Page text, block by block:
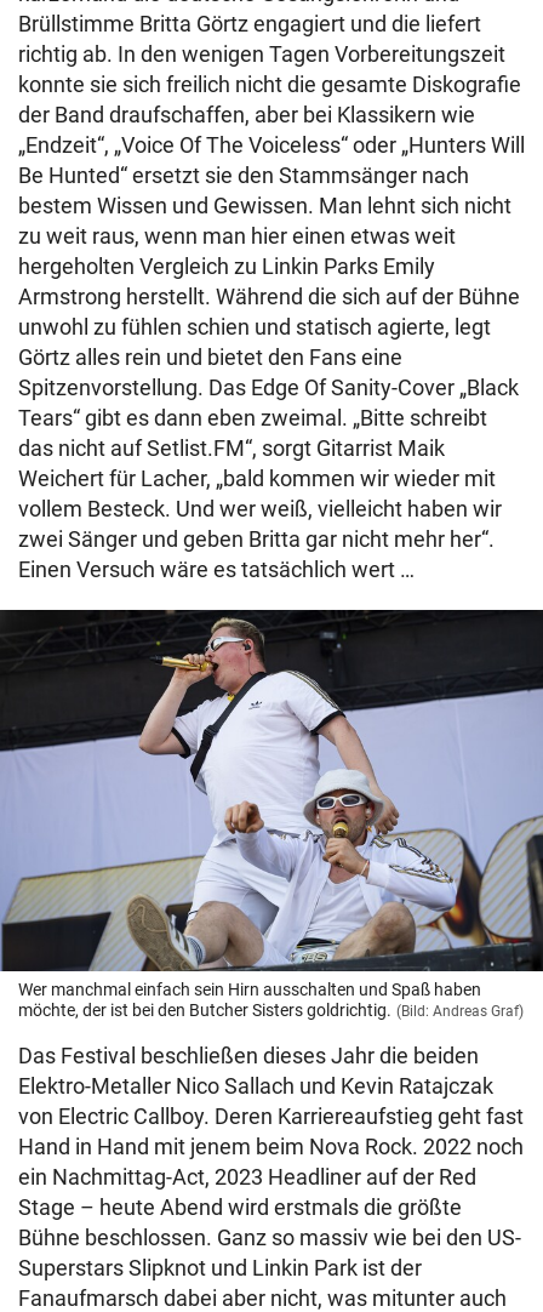
Brüllstimme Britta Görtz engagiert und die liefert
richtig ab. In den wenigen Tagen Vorbereitungszeit
konnte sie sich freilich nicht die gesamte Diskografie
der Band draufschaffen, aber bei Klassikern wie
„Endzeit“, „Voice Of The Voiceless“ oder „Hunters Will
Be Hunted“ ersetzt sie den Stammsänger nach
bestem Wissen und Gewissen. Man lehnt sich nicht
zu weit raus, wenn man hier einen etwas weit
hergeholten Vergleich zu Linkin Parks Emily
Armstrong herstellt. Während die sich auf der Bühne
unwohl zu fühlen schien und statisch agierte, legt
Görtz alles rein und bietet den Fans eine
Spitzenvorstellung. Das Edge Of Sanity-Cover „Black
Tears“ gibt es dann eben zweimal. „Bitte schreibt
das nicht auf Setlist.FM“, sorgt Gitarrist Maik
Weichert für Lacher, „bald kommen wir wieder mit
vollem Besteck. Und wer weiß, vielleicht haben wir
zwei Sänger und geben Britta gar nicht mehr her“.
Einen Versuch wäre es tatsächlich wert …
Wer manchmal einfach sein Hirn ausschalten und Spaß haben
möchte, der ist bei den Butcher Sisters goldrichtig. (Bild: Andreas Graf)
Das Festival beschließen dieses Jahr die beiden
Elektro-Metaller Nico Sallach und Kevin Ratajczak
von Electric Callboy. Deren Karriereaufstieg geht fast
Hand in Hand mit jenem beim Nova Rock. 2022 noch
ein Nachmittag-Act, 2023 Headliner auf der Red
Stage – heute Abend wird erstmals die größte
Bühne beschlossen. Ganz so massiv wie bei den US-
Superstars Slipknot und Linkin Park ist der
Fanaufmarsch dabei aber nicht, was mitunter auch